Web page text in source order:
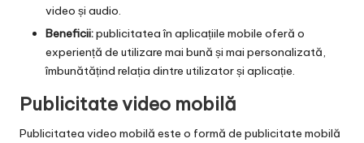
video și audio.
Beneficii:publicitatea în aplicațiile mobile oferă o
experiență de utilizare mai bună și mai personalizată,
îmbunătățind relația dintre utilizator și aplicație.
Publicitate video mobilă
Publicitatea video mobilă este o formă de publicitate mobilă